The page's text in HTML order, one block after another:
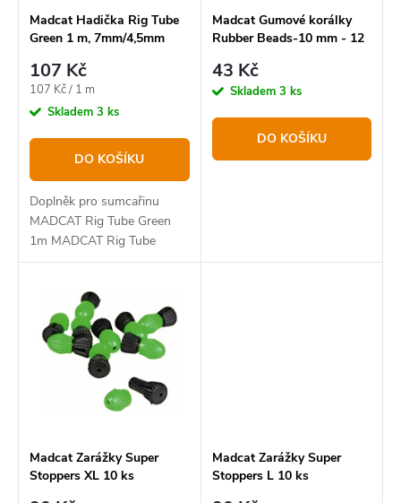
o
d
u
k
t
ů
r
o
d
u
k
t
ů
Madcat Hadička Rig Tube
Green 1 m, 7mm/4,5mm
107 Kč
Měrná
cena:
107 Kč / 1 m
Skladem 3 ks
DO KOŠÍKU
Doplněk pro sumcařinu
MADCAT Rig Tube Green
1m MADCAT Rig Tube
Green je speciálně navržená
sumcové návazce a
montáže,
Madcat Gumové korálky
Rubber Beads-10 mm - 12
43 Kč
Skladem 3 ks
DO KOŠÍKU
Madcat Zarážky Super
Stoppers XL 10 ks
Madcat Zarážky Super
Stoppers L 10 ks